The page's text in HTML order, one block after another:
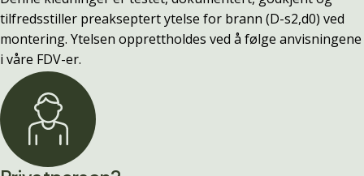
tilfredsstiller preakseptert ytelse for brann (D-s2,d0) ved
montering. Ytelsen opprettholdes ved å følge anvisningene
i våre FDV-er.